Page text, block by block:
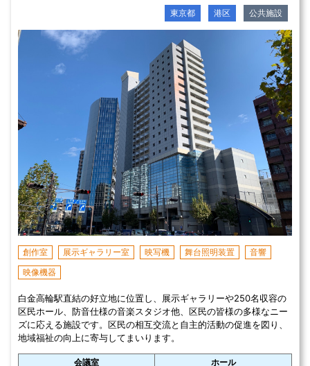
東京都 港区 公共施設
創作室 展示ギャラリー室 映写機 舞台照明装置
音響
映像機器
白金高輪駅直結の好立地に位置し、展示ギャラリーや250名収容の
区民ホール、防音仕様の音楽スタジオ他、区民の皆様の多様なニー
ズに応える施設です。区民の相互交流と自主的活動の促進を図り、
地域福祉の向上に寄与してまいります。
会議室 ホール